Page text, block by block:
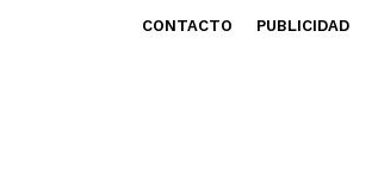
CONTACTO PUBLICIDAD